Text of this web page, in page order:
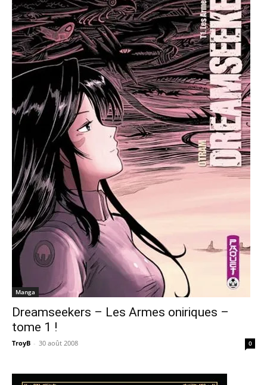
Manga
Dreamseekers – Les Armes oniriques –
tome 1 !
TroyB - 30 août 2008 0